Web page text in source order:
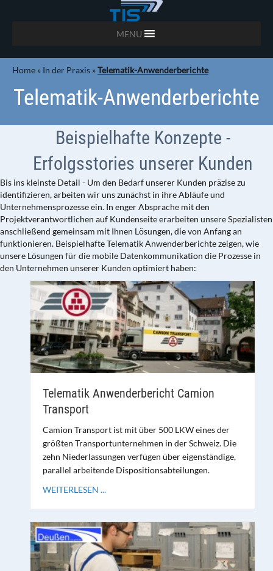
MENU
Home » In der Praxis »Telematik-Anwenderberichte
Telematik-Anwenderberichte
Beispielhafte Konzepte -
Erfolgsstories unserer Kunden
Bis ins kleinste Detail - Um den Bedarf unserer Kunden präzise zu
identifizieren, arbeiten wir uns zunächst in ihre Abläufe und
Unternehmensprozesse ein. In enger Absprache mit den
Projektverantwortlichen auf Kundenseite erarbeiten unsere Spezialisten
anschließend gemeinsam mit Ihnen Lösungen, die von Anfang an
funktionieren. Beispielhafte Telematik Anwenderberichte zeigen, wie
unsere Lösungen für die mobile Datenkommunikation die Prozesse in
den Unternehmen unserer Kunden optimiert haben:
Telematik Anwenderbericht Camion
Transport
Camion Transport ist mit über 500 LKW eines der
größten Transportunternehmen in der Schweiz. Die
zehn Niederlassungen verfügen über eigenständige,
parallel arbeitende Dispositionsabteilungen.
WEITERLESEN ...